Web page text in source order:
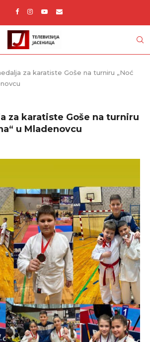
za karatiste Goše na turniru „Noć
za karatiste Goše na turniru
u Mladenovcu